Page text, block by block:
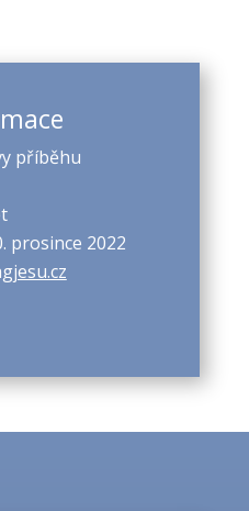
příběhu
prosince 2022